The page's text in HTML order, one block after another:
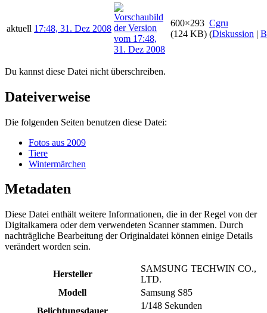
aktuell 17:48, 31. Dez 2008
600×293
(124 KB)
Cgru
(Diskussion |
Du kannst diese Datei nicht überschreiben.
Dateiverweise
Die folgenden Seiten benutzen diese Datei:
Fotos aus 2009
Tiere
Wintermärchen
Metadaten
Diese Datei enthält weitere Informationen, die in der Regel von der
Digitalkamera oder dem verwendeten Scanner stammen. Durch
nachträgliche Bearbeitung der Originaldatei können einige Details
verändert worden sein.
Hersteller
SAMSUNG TECHWIN CO.,
LTD.
Modell
Samsung S85
1/148 Sekunden